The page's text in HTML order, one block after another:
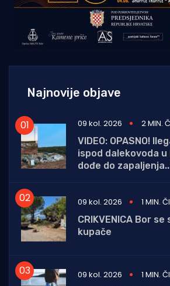
Najnovije objave
09 kol. 2026
2 MIN.
VIDEO: OPASNO!
ispod dalekovoda u
dođe do
09 kol. 2026
1 MIN.
CRIKVENICA Bor
kupače
09 kol. 2026
1 MIN.